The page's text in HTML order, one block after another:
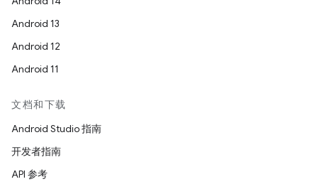
Android 13
Android 12
Android 11
文档和下载
Android Studio 指南
开发者指南
API 参考